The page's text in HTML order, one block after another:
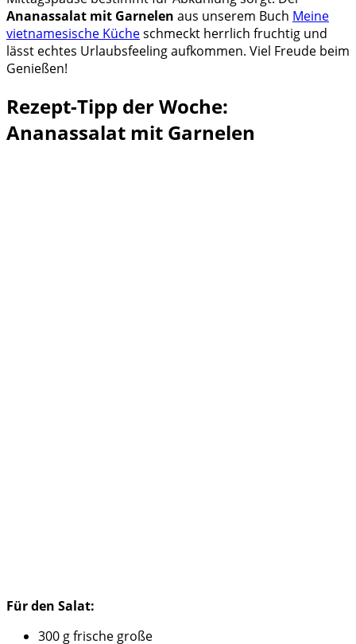
Ananassalat mit Garnelen aus unserem Buch Meine
vietnamesische Kücheschmeckt herrlich fruchtig und
lässt echtes Urlaubsfeeling aufkommen. Viel Freude beim
Genießen!
Rezept-Tipp der Woche:
Ananassalat mit Garnelen
Für den Salat:
300 g frische große